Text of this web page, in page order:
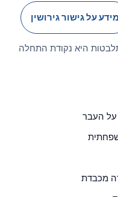
מידע על גישור גירושין
היא נקודת התחלה
העבר
מכבדת